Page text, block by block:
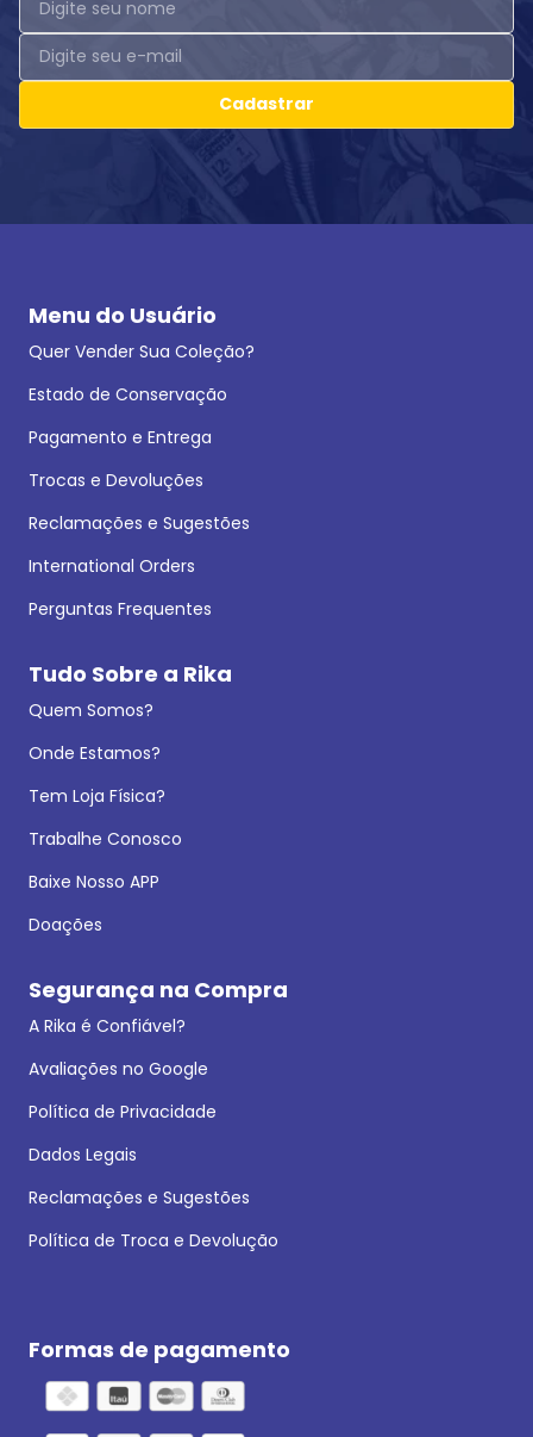
Cadastrar
Menu do Usuário
Quer Vender Sua Coleção?
Estado de Conservação
Pagamento e Entrega
Trocas e Devoluções
Reclamações e Sugestões
International Orders
Perguntas Frequentes
Tudo Sobre a Rika
Quem Somos?
Onde Estamos?
Tem Loja Física?
Trabalhe Conosco
Baixe Nosso APP
Doações
Segurança na Compra
A Rika é Confiável?
Avaliações no Google
Política de Privacidade
Dados Legais
Reclamações e Sugestões
Política de Troca e Devolução
Formas de pagamento